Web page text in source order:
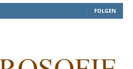
FOLGEN